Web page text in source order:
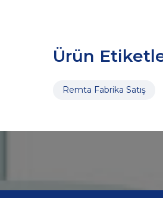
Ürün
Remta Fabrika Satış